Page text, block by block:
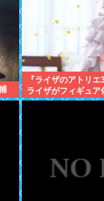
『ライザのアトリ
ライザがフィギュ